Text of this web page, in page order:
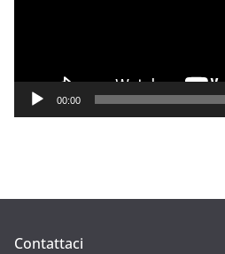
e
00:00
Contattaci